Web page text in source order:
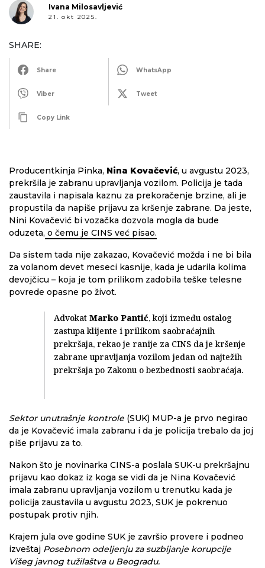
Ivana Milosavljević
21. okt 2025.
SHARE:
Share WhatsApp
Viber Tweet
Copy Link
Producentkinja Pinka, Nina Kovačević, u avgustu 2023,
prekršila je zabranu upravljanja vozilom. Policija je tada
zaustavila i napisala kaznu za prekoračenje brzine, ali je
propustila da napiše prijavu za kršenje zabrane. Da jeste,
Nini Kovačević bi vozačka dozvola mogla da bude
oduzeta, o čemu je CINS već pisao.
Da sistem tada nije zakazao, Kovačević možda i ne bi bila
za volanom devet meseci kasnije, kada je udarila kolima
devojčicu – koja je tom prilikom zadobila teške telesne
povrede opasne po život.
Advokat Marko Pantić, koji između ostalog
zastupa klijente i prilikom saobraćajnih
prekršaja, rekao je ranije za CINS da je kršenje
zabrane upravljanja vozilom jedan od najtežih
prekršaja po Zakonu o bezbednosti saobraćaja.
Sektor unutrašnje kontrole (SUK) MUP-a je prvo negirao
da je Kovačević imala zabranu i da je policija trebalo da joj
piše prijavu za to.
Nakon što je novinarka CINS-a poslala SUK-u prekršajnu
prijavu kao dokaz iz koga se vidi da je Nina Kovačević
imala zabranu upravljanja vozilom u trenutku kada je
policija zaustavila u avgustu 2023, SUK je pokrenuo
postupak protiv njih.
Krajem jula ove godine SUK je završio provere i podneo
izveštaj Posebnom odeljenju za suzbijanje korupcije
Višeg javnog tužilaštva u Beogradu.